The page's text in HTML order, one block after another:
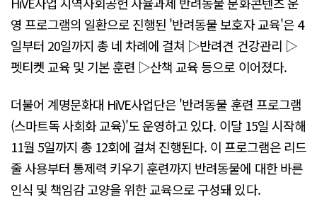
영 프로그램의 일환으로 진행된 '반려동물 보호자 교육'은 4
일부터 20일까지 총 네 차례에 걸쳐 ▷반려견 건강관리 ▷
펫티켓 교육 및 기본 훈련 ▷산책 교육 등으로 이어졌다.
더불어 계명문화대 HiVE사업단은 '반려동물 훈련 프로그램
(스마트독 사회화 교육)'도 운영하고 있다. 이달 15일 시작해
11월 5일까지 총 12회에 걸쳐 진행된다. 이 프로그램은 리드
줄 사용부터 통제력 키우기 훈련까지 반려동물에 대한 바른
인식 및 책임감 고양을 위한 교육으로 구성돼 있다.